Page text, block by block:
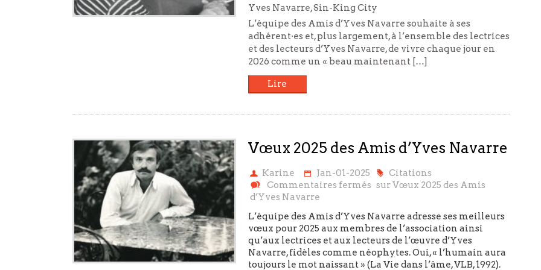
Yves Navarre, Sin-King City
L’équipe des Amis d’Yves Navarre souhaite à ses
adhérent·es et, plus largement, à l’ensemble des lectrices
et des lecteurs d’Yves Navarre, de vivre chaque jour en
2026 comme un « beau maintenant […]
Lire
Vœux 2025 des Amis d’Yves Navarre
Karine Jan-01-2025
Citations
Commentaires fermés sur Vœux 2025 des Amis
d’Yves Navarre
L’équipe des Amis d’Yves Navarre adresse ses meilleurs
vœux pour 2025 aux membres de l’association ainsi
qu’aux lectrices et aux lecteurs de l’œuvre d’Yves
Navarre, fidèles comme néophytes. Oui, « l’humain aura
toujours le mot naissant » (La Vie dans l’âme, VLB, 1992).